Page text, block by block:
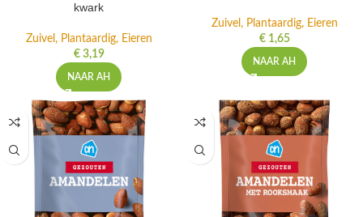
kwark
Zuivel, Plantaardig, Eieren
€3,19
NAAR AH
Zuivel, Plantaardig, Eieren
€1,65
NAAR AH